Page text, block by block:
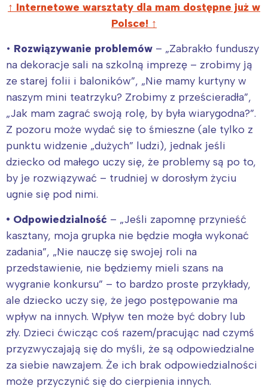
↑ Internetowe warsztaty dla mam dostępne już w
Polsce! ↑
• Rozwiązywanie problemów – „Zabrakło funduszy
na dekoracje sali na szkolną imprezę – zrobimy ją
ze starej folii i baloników”, „Nie mamy kurtyny w
naszym mini teatrzyku? Zrobimy z prześcieradła”,
„Jak mam zagrać swoją rolę, by była wiarygodna?”.
Z pozoru może wydać się to śmieszne (ale tylko z
punktu widzenie „dużych” ludzi), jednak jeśli
dziecko od małego uczy się, że problemy są po to,
by je rozwiązywać – trudniej w dorosłym życiu
ugnie się pod nimi.
• Odpowiedzialność – „Jeśli zapomnę przynieść
kasztany, moja grupka nie będzie mogła wykonać
zadania”, „Nie nauczę się swojej roli na
przedstawienie, nie będziemy mieli szans na
wygranie konkursu” – to bardzo proste przykłady,
ale dziecko uczy się, że jego postępowanie ma
wpływ na innych. Wpływ ten może być dobry lub
zły. Dzieci ćwicząc coś razem/pracując nad czymś
przyzwyczajają się do myśli, że są odpowiedzialne
za siebie nawzajem. Że ich brak odpowiedzialności
może przyczynić się do cierpienia innych.